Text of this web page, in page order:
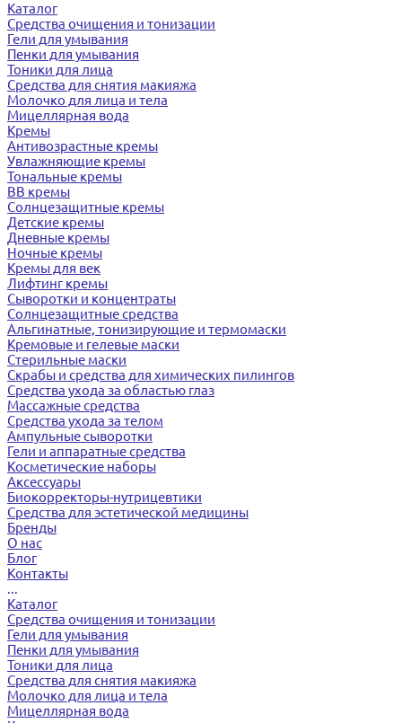
Каталог
Средства очищения и тонизации
Гели для умывания
Пенки для умывания
Тоники для лица
Средства для снятия макияжа
Молочко для лица и тела
Мицеллярная вода
Кремы
Антивозрастные кремы
Увлажняющие кремы
Тональные кремы
BB кремы
Солнцезащитные кремы
Детские кремы
Дневные кремы
Ночные кремы
Кремы для век
Лифтинг кремы
Сыворотки и концентраты
Солнцезащитные средства
Альгинатные, тонизирующие и термомаски
Кремовые и гелевые маски
Стерильные маски
Скрабы и средства для химических пилингов
Средства ухода за областью глаз
Массажные средства
Средства ухода за телом
Ампульные сыворотки
Гели и аппаратные средства
Косметические наборы
Аксессуары
Биокорректоры-нутрицевтики
Средства для эстетической медицины
Бренды
О нас
Блог
Контакты
...
Каталог
Средства очищения и тонизации
Гели для умывания
Пенки для умывания
Тоники для лица
Средства для снятия макияжа
Молочко для лица и тела
Мицеллярная вода